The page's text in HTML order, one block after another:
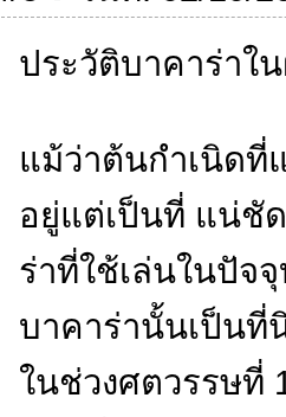
ประวัติบาคาร่าใน
แม้ว่าต้นกำเนิดที่
อยู่แต่เป็นที่ แน่ชั
ร่าที่ใช้เล่นในปัจ
บาคาร่านั้นเป็นที่
ในช่วงศตวรรษที่